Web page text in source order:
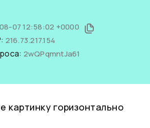
07 12:58:02 +0000
216.73.217.154
2wQPqmntJa61
картинку горизонтально